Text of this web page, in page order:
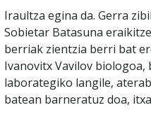
Iraultza egina da. Gerra
Sobietar Batasuna
berriak zientzia berri bat
Ivanovitx Vavilov biologoa,
laborategiko langile,
batean barneratuz doa,